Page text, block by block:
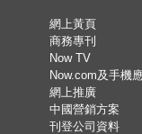
網上黃頁
商務專刊
Now TV
Now.com及手機
網上推廣
中國營銷方案
刊登公司資料